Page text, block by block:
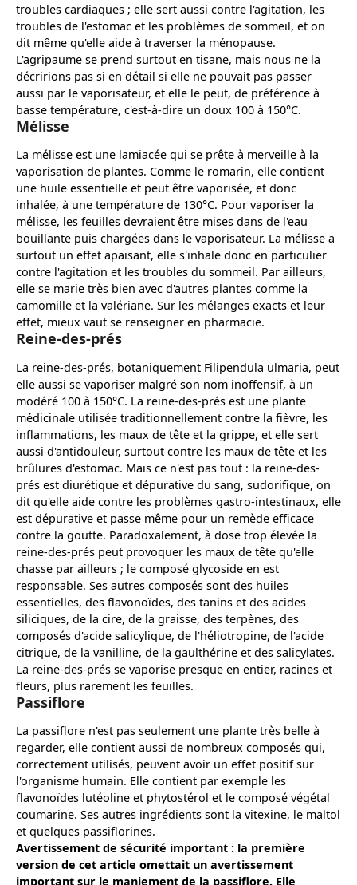
troubles cardiaques ; elle sert aussi contre l'agitation, les
troubles de l'estomac et les problèmes de sommeil, et on
dit même qu'elle aide à traverser la ménopause.
L'agripaume se prend surtout en tisane, mais nous ne la
décririons pas si en détail si elle ne pouvait pas passer
aussi par le vaporisateur, et elle le peut, de préférence à
basse température, c'est-à-dire un doux 100 à 150°C.
Mélisse
La mélisse est une lamiacée qui se prête à merveille à la
vaporisation de plantes. Comme le romarin, elle contient
une huile essentielle et peut être vaporisée, et donc
inhalée, à une température de 130°C. Pour vaporiser la
mélisse, les feuilles devraient être mises dans de l'eau
bouillante puis chargées dans le vaporisateur. La mélisse a
surtout un effet apaisant, elle s'inhale donc en particulier
contre l'agitation et les troubles du sommeil. Par ailleurs,
elle se marie très bien avec d'autres plantes comme la
camomille et la valériane. Sur les mélanges exacts et leur
effet, mieux vaut se renseigner en pharmacie.
Reine-des-prés
La reine-des-prés, botaniquement Filipendula ulmaria, peut
elle aussi se vaporiser malgré son nom inoffensif, à un
modéré 100 à 150°C. La reine-des-prés est une plante
médicinale utilisée traditionnellement contre la fièvre, les
inflammations, les maux de tête et la grippe, et elle sert
aussi d'antidouleur, surtout contre les maux de tête et les
brûlures d'estomac. Mais ce n'est pas tout : la reine-des-
prés est diurétique et dépurative du sang, sudorifique, on
dit qu'elle aide contre les problèmes gastro-intestinaux, elle
est dépurative et passe même pour un remède efficace
contre la goutte. Paradoxalement, à dose trop élevée la
reine-des-prés peut provoquer les maux de tête qu'elle
chasse par ailleurs ; le composé glycoside en est
responsable. Ses autres composés sont des huiles
essentielles, des flavonoïdes, des tanins et des acides
siliciques, de la cire, de la graisse, des terpènes, des
composés d'acide salicylique, de l'héliotropine, de l'acide
citrique, de la vanilline, de la gaulthérine et des salicylates.
La reine-des-prés se vaporise presque en entier, racines et
fleurs, plus rarement les feuilles.
Passiflore
La passiflore n'est pas seulement une plante très belle à
regarder, elle contient aussi de nombreux composés qui,
correctement utilisés, peuvent avoir un effet positif sur
l'organisme humain. Elle contient par exemple les
flavonoïdes lutéoline et phytostérol et le composé végétal
coumarine. Ses autres ingrédients sont la vitexine, le maltol
et quelques passiflorines.
Avertissement de sécurité important : la première
version de cet article omettait un avertissement
important sur le maniement de la passiflore. Elle